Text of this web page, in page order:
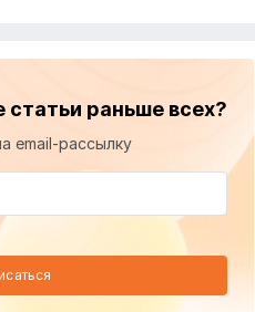
статьи раньше всех?
email-рассылку